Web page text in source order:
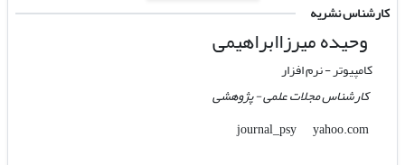
کارشناس نشریه
وحیده میرزاابراهیمی
کامپیوتر - نرم افزار
کارشناس مجلات علمی - پژوهشی
journal_psy
yahoo.com